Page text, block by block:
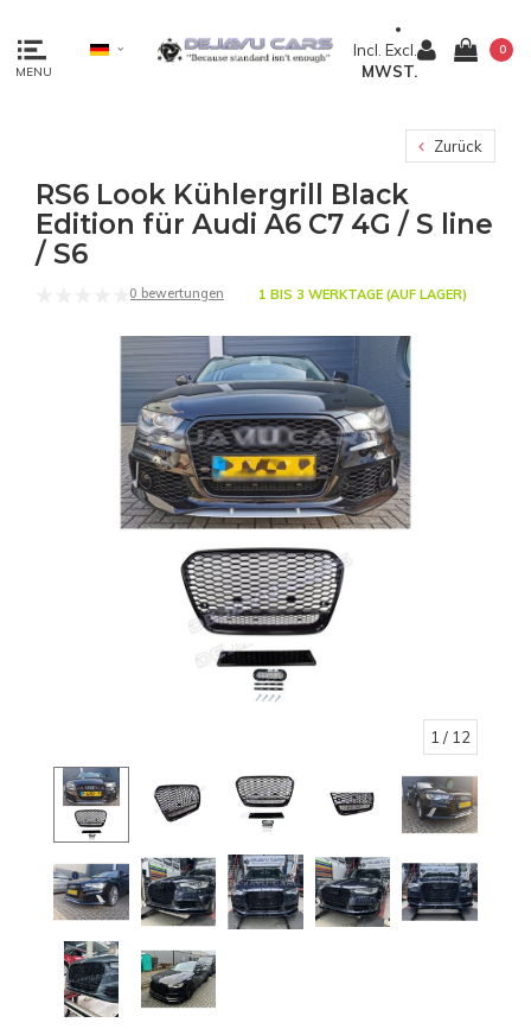
MENU
Incl. Excl.
MWST.
0
Zurück
RS6 Look Kühlergrill Black
Edition für Audi A6 C7 4G / S line
/ S6
0 bewertungen 1 BIS 3 WERKTAGE (AUF LAGER)
1 / 12